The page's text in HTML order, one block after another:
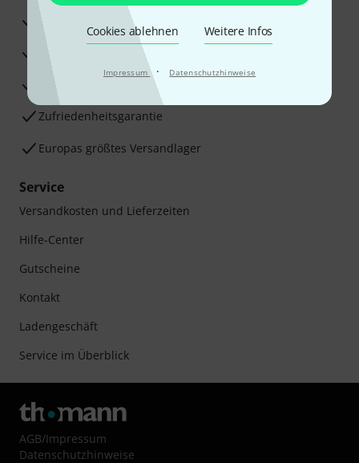
Cookies ablehnen Weitere Infos
Impressum · Datenschutzhinweise
30 Tage Money-Back-Garantie
Beratung durch Fachexperten
Zufriedenheitsgarantie
Europas größtes Versandlager
Service
Versandkosten und Lieferzeiten
Hilfe-Center
Gutscheine
Kontakt
Ladengeschäft
Service im Überblick
AGB/Impressum
Datenschutzhinweise